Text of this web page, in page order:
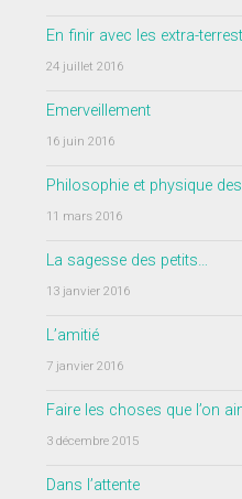
En finir avec les extra-
24 juillet 2016
Emerveillement
16 juin 2016
Philosophie et physique
11 mars 2016
La sagesse des petits…
13 janvier 2016
L’amitié
7 janvier 2016
Faire les choses que l’on
3 décembre 2015
Dans l’attente